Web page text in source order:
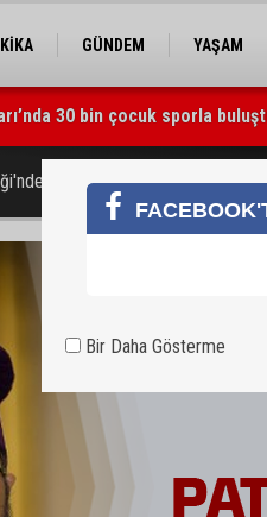
GÜNDEM YAŞAM
30 bin çocuk sporla
Zenger ve Utku Caner
harekata destek
Bir Daha Gösterme